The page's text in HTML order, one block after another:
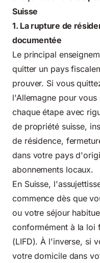
Suisse
1. La rupture de
documentée
Le principal
quitter un pays
prouver. Si vous
l'Allemagne pour vous
chaque étape avec
de propriété suisse,
de résidence,
dans votre pays
abonnements locaux.
En Suisse,
commence dès que
ou votre séjour
conformément à la loi
(LIFD). À l'inverse, si
votre domicile dans